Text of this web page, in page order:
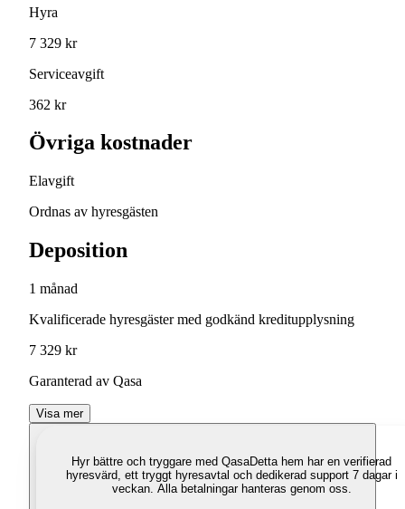
Hyra
7 329 kr
Serviceavgift
362 kr
Övriga kostnader
Elavgift
Ordnas av hyresgästen
Deposition
1 månad
Kvalificerade hyresgäster med godkänd kreditupplysning
7 329 kr
Garanterad av Qasa
Visa mer
Hyr bättre och tryggare med QasaDetta hem har en verifierad
hyresvärd, ett tryggt hyresavtal och dedikerad support 7 dagar i
veckan. Alla betalningar hanteras genom oss.